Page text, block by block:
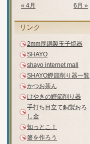
« 4月 6月 »
リンク
2mm厚銅製玉子焼器
SHAYO
shayo internet mall
SHAYO鰹節削り器一覧
かつお茶ん
けやきの鰹節削り器
手打ち目立て銅製おろ
し金
知っとこ！
箸を作ろう